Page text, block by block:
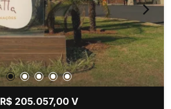
R$ 205.057,00 V